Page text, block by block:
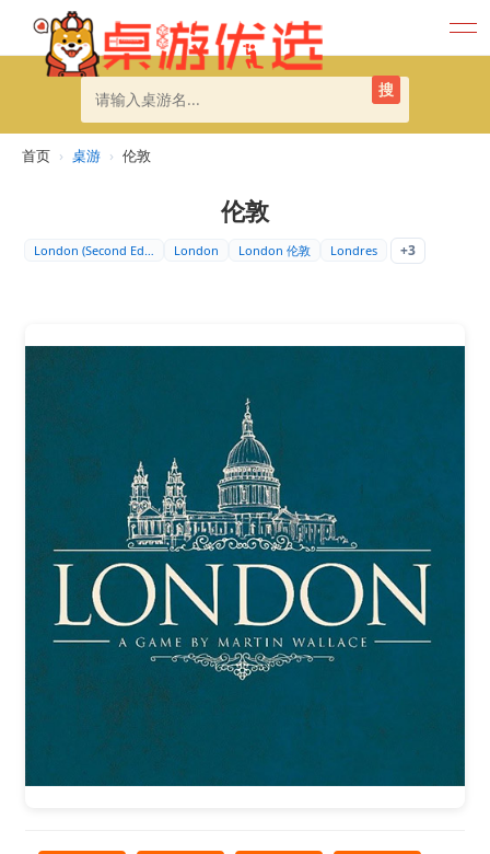
搜
首页 › 桌游 › 伦敦
伦敦
London London 伦敦 Londres +3